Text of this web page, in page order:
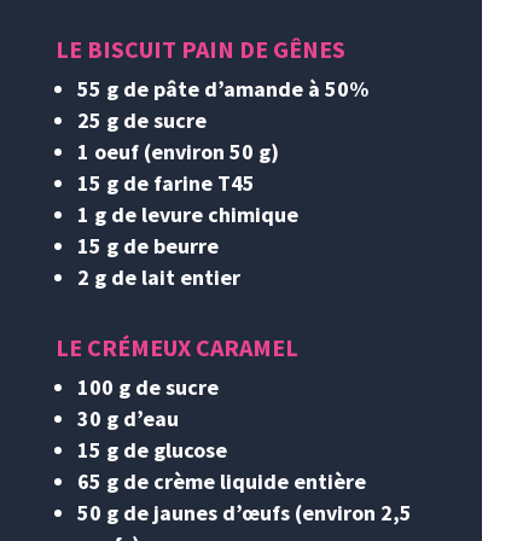
LE BISCUIT PAIN DE GÊNES
55 g de pâte d’amande à 50%
25 g de sucre
1 oeuf (environ 50 g)
15 g de farine T45
1 g de levure chimique
15 g de beurre
2 g de lait entier
LE CRÉMEUX CARAMEL
100 g de sucre
30 g d’eau
15 g de glucose
65 g de crème liquide entière
50 g de jaunes d’œufs (environ 2,5